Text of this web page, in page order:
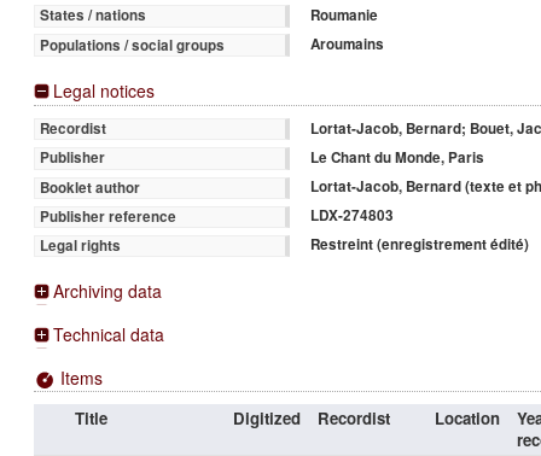
States / nations
Roumanie
Populations / social groups
Aroumains
Legal notices
Recordist
Lortat-Jacob, Bernard; Bouet,
Publisher
Le Chant du Monde, Paris
Booklet author
Lortat-Jacob, Bernard (texte et
Publisher reference
LDX-274803
Legal rights
Restreint (enregistrement édité)
Archiving data
Technical data
Items
Title Digitized Recordist Location